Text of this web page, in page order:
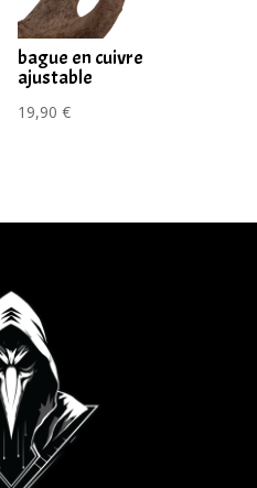
bague en cuivre
ajustable
19,90€